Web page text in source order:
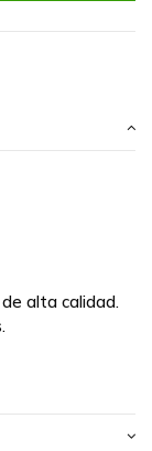
de alta calidad.